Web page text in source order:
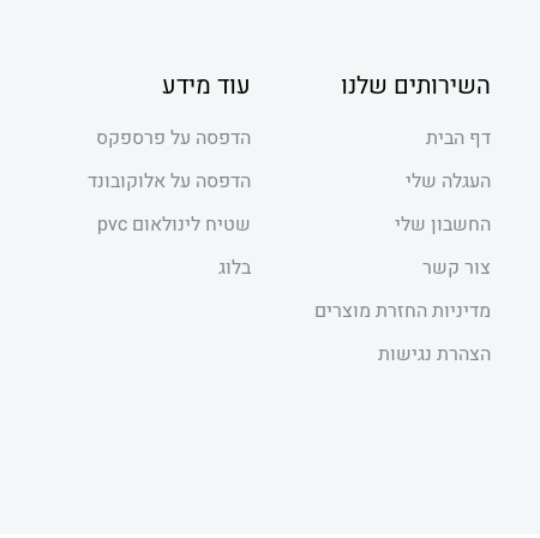
השירותים שלנו
דף הבית
העגלה שלי
החשבון שלי
צור קשר
מדיניות החזרת מוצרים
הצהרת נגישות
עוד מידע
הדפסה על פרספקס
הדפסה על אלוקובונד
שטיח לינולאום pvc
בלוג